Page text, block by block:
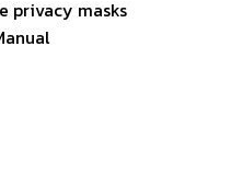
privacy masks